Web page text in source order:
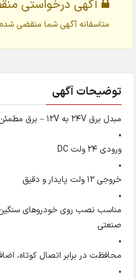
آگهی درخواستی
متاسفانه آگهی شما منقضی
توضیحات آگهی
مبدل برق 24V به 12V – برق مطمئن برای تجهیزات شما
•
ورودی 24 ولت DC
•
خروجی 12 ولت پایدار و دقیق
•
مناسب نصب روی خودروهای
صنعتی
•
محافظت در برابر اتصال کوتاه،
•